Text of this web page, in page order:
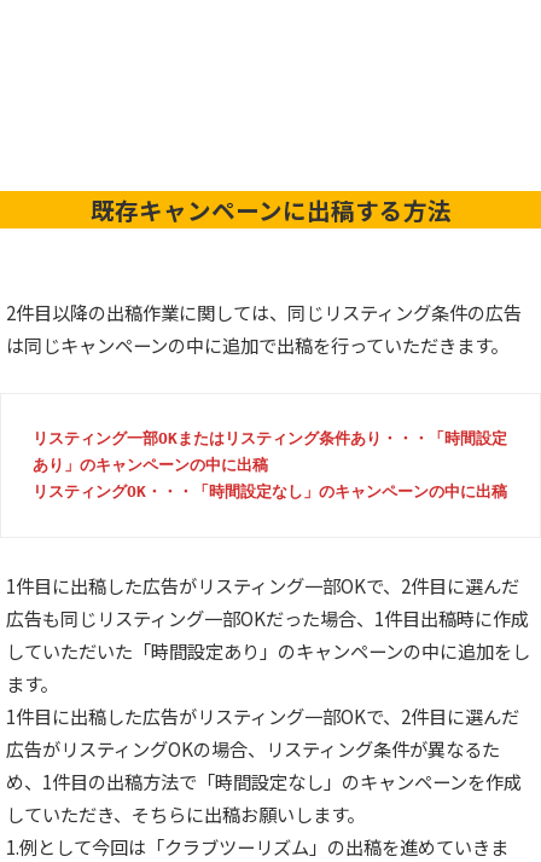
既存キャンペーンに出稿する方法
2件目以降の出稿作業に関しては、同じリスティング条件の広告
は同じキャンペーンの中に追加で出稿を行っていただきます。
リスティング一部OKまたはリスティング条件あり・・・「時間設定
あり」のキャンペーンの中に出稿
リスティングOK・・・「時間設定なし」のキャンペーンの中に出稿
1件目に出稿した広告がリスティング一部OKで、2件目に選んだ
広告も同じリスティング一部OKだった場合、1件目出稿時に作成
していただいた「時間設定あり」のキャンペーンの中に追加をし
ます。
1件目に出稿した広告がリスティング一部OKで、2件目に選んだ
広告がリスティングOKの場合、リスティング条件が異なるた
め、1件目の出稿方法で「時間設定なし」のキャンペーンを作成
していただき、そちらに出稿お願いします。
1.例として今回は「クラブツーリズム」の出稿を進めていきま